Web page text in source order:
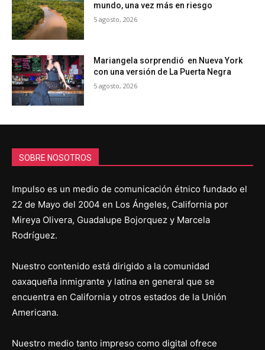
mundo, una vez más en riesgo
5 agosto, 2026
Mariangela sorprendió en Nueva York
con una versión de La Puerta Negra
5 agosto, 2026
SOBRE NOSOTROS
Impulso es un medio de comunicación étnico fundado el
22 de Mayo del 2004 en Los Ángeles, California por
Mireya Olivera, Guadalupe Bojorquez y Marcela
Rodríguez.
Nuestro contenido está dirigido a la comunidad
oaxaqueña inmigrante y latina en general que se
encuentra en California y otros estados de la Unión
Americana.
Nuestro medio tanto impreso como digital ofrece